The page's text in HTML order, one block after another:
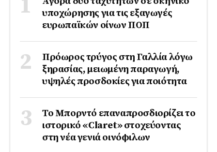
υποχώρησης για τις εξαγωγές
ευρωπαϊκών οίνων ΠΟΠ
Πρόωρος τρύγος στη Γαλλία λόγω
ξηρασίας, μειωμένη παραγωγή,
υψηλές προσδοκίες για ποιότητα
Το Μπορντό επαναπροσδιορίζει το
ιστορικό «Claret» στοχεύοντας
στη νέα γενιά οινόφιλων